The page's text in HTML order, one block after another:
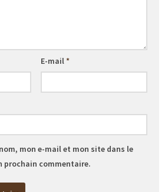
E-mail*
mon e-mail et mon site dans le
prochain commentaire.